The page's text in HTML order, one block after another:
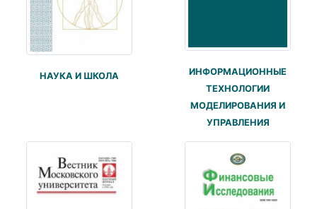
НАУКА И ШКОЛА
ИНФОРМАЦИОННЫЕ
ТЕХНОЛОГИИ
МОДЕЛИРОВАНИЯ И
УПРАВЛЕНИЯ